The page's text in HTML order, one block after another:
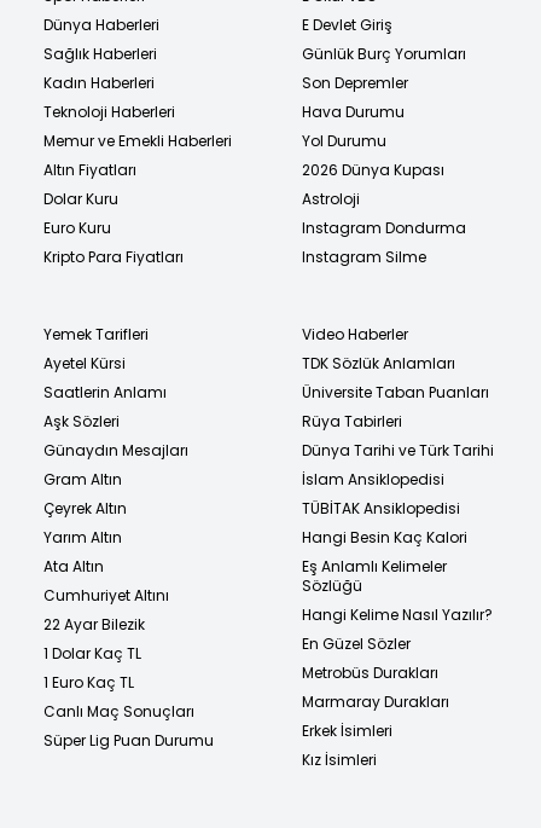
Dünya Haberleri
Sağlık Haberleri
Kadın Haberleri
Teknoloji Haberleri
Memur ve Emekli Haberleri
Altın Fiyatları
Dolar Kuru
Euro Kuru
Kripto Para Fiyatları
E Devlet Giriş
Günlük Burç Yorumları
Son Depremler
Hava Durumu
Yol Durumu
2026 Dünya Kupası
Astroloji
Instagram Dondurma
Instagram Silme
Yemek Tarifleri
Ayetel Kürsi
Saatlerin Anlamı
Aşk Sözleri
Günaydın Mesajları
Gram Altın
Çeyrek Altın
Yarım Altın
Ata Altın
Cumhuriyet Altını
22 Ayar Bilezik
1 Dolar Kaç TL
1 Euro Kaç TL
Canlı Maç Sonuçları
Süper Lig Puan Durumu
Video Haberler
TDK Sözlük Anlamları
Üniversite Taban Puanları
Rüya Tabirleri
Dünya Tarihi ve Türk Tarihi
İslam Ansiklopedisi
TÜBİTAK Ansiklopedisi
Hangi Besin Kaç Kalori
Eş Anlamlı Kelimeler
Sözlüğü
Hangi Kelime Nasıl Yazılır?
En Güzel Sözler
Metrobüs Durakları
Marmaray Durakları
Erkek İsimleri
Kız İsimleri